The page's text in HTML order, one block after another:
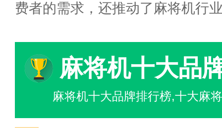
费者的需求，还推动了麻将机行
麻将机十大品
麻将机十大品牌排行榜,十大麻